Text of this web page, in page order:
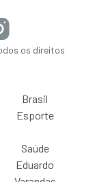
os direitos
Brasil
Esporte
Saúde
Eduardo